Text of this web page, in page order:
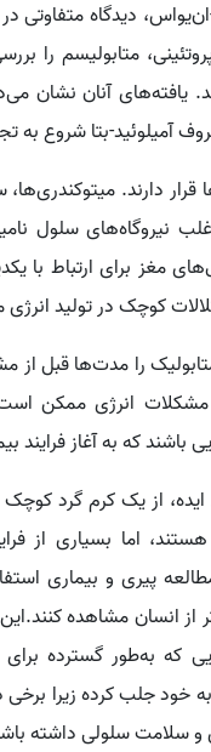
دیدگاه
متابولیسم را
یافته‌های آنان
آمیلوئید-بتا شروع به
قرار دارند.
نیروگاه‌های سلول
مغز برای ارتباط با
کوچک در تولید
را مدت‌ها قبل از
انرژی ممکن است
باشند که به آغاز
از یک کرم گرد
اما بسیاری از
پیری و بیماری
از انسان مشاهده
به خود جلب کرده زیرا
و سلامت سلولی داشته